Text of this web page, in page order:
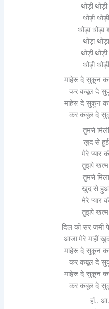
थोड़ी
थोड़ी
थोड़ा थोड़ा
थोड़ा
थोड़ी
थोड़ी
माहेरू दे सुकून
कर कबूल दे
माहेरू दे सुकून
कर कबूल दे
तुमसे
खुद से
मेरे प्यार
तुझपे
तुमसे
खुद से
मेरे प्यार
तुझपे
दिल की सर जमीं
आजा मेरे माहीं
माहेरू दे सुकून
कर कबूल दे
माहेरू दे सुकून
कर कबूल दे
हां..